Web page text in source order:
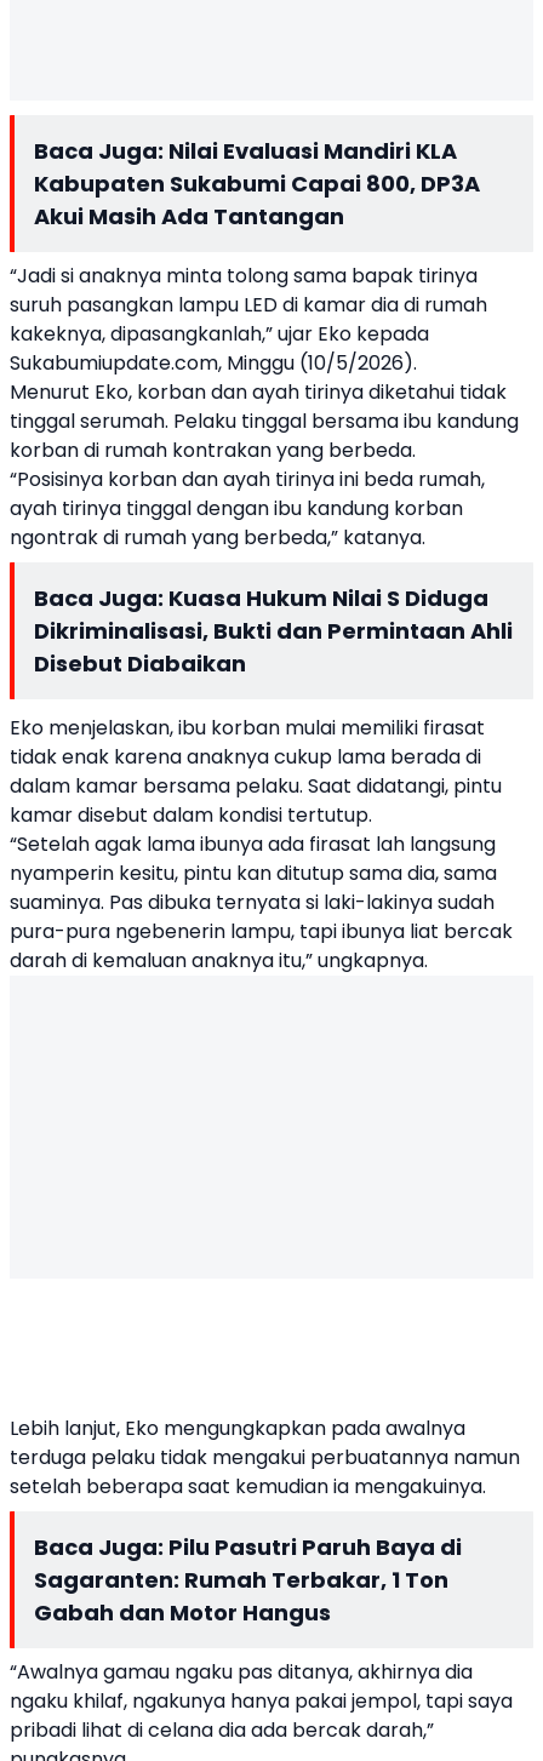
Baca Juga: Nilai Evaluasi Mandiri KLA
Kabupaten Sukabumi Capai 800, DP3A
Akui Masih Ada Tantangan
“Jadi si anaknya minta tolong sama bapak tirinya
suruh pasangkan lampu LED di kamar dia di rumah
kakeknya, dipasangkanlah,” ujar Eko kepada
Sukabumiupdate.com, Minggu (10/5/2026).
Menurut Eko, korban dan ayah tirinya diketahui tidak
tinggal serumah. Pelaku tinggal bersama ibu kandung
korban di rumah kontrakan yang berbeda.
“Posisinya korban dan ayah tirinya ini beda rumah,
ayah tirinya tinggal dengan ibu kandung korban
ngontrak di rumah yang berbeda,” katanya.
Baca Juga: Kuasa Hukum Nilai S Diduga
Dikriminalisasi, Bukti dan Permintaan Ahli
Disebut Diabaikan
Eko menjelaskan, ibu korban mulai memiliki firasat
tidak enak karena anaknya cukup lama berada di
dalam kamar bersama pelaku. Saat didatangi, pintu
kamar disebut dalam kondisi tertutup.
“Setelah agak lama ibunya ada firasat lah langsung
nyamperin kesitu, pintu kan ditutup sama dia, sama
suaminya. Pas dibuka ternyata si laki-lakinya sudah
pura-pura ngebenerin lampu, tapi ibunya liat bercak
darah di kemaluan anaknya itu,” ungkapnya.
Lebih lanjut, Eko mengungkapkan pada awalnya
terduga pelaku tidak mengakui perbuatannya namun
setelah beberapa saat kemudian ia mengakuinya.
Baca Juga: Pilu Pasutri Paruh Baya di
Sagaranten: Rumah Terbakar, 1 Ton
Gabah dan Motor Hangus
“Awalnya gamau ngaku pas ditanya, akhirnya dia
ngaku khilaf, ngakunya hanya pakai jempol, tapi saya
pribadi lihat di celana dia ada bercak darah,”